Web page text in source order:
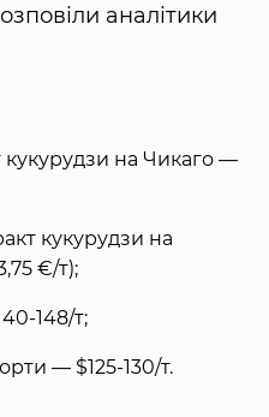
аналітики
кукурудзи на Чикаго —
кукурудзи на
€/т);
148/т;
— $125-130/т.